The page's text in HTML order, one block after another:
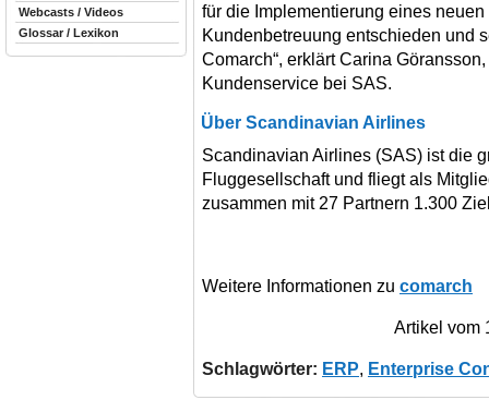
für die Implementierung eines
Kundenbetreuung entschieden und
Comarch“, erklärt Carina
Kundenservice bei SAS.
Über Scandinavian Airlines
Scandinavian Airlines (SAS) ist die
Fluggesellschaft und fliegt als
zusammen mit 27 Partnern 1.300
Weitere Informationen zu comarch
Artikel vom
Schlagwörter: ERP, Enterprise
Webcasts / Videos
Glossar / Lexikon